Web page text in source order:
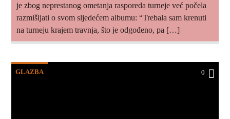
je zbog neprestanog ometanja rasporeda turneje već počela
razmišljati o svom sljedećem albumu: “Trebala sam krenuti
na turneju krajem travnja, što je odgođeno, pa […]
GLAZBA 0